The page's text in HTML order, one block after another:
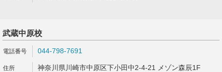
武蔵中原校
044-798-7691
神奈川県川崎市中原区下小田中2-4-21 メゾン森辰1F